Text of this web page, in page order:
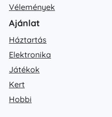
Vélemények
Ajánlat
Háztartás
Elektronika
Játékok
Kert
Hobbi